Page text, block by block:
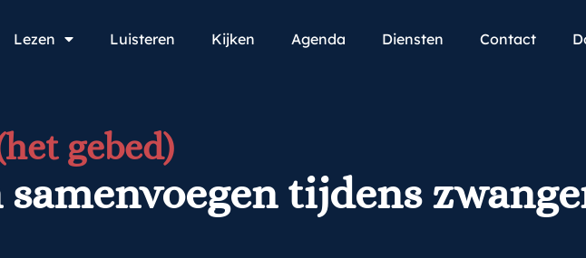
Lezen Luisteren Kijken Agenda Diensten Contact
gebed)
samenvoegen tijdens